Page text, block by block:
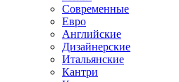
Современные
Евро
Английские
Дизайнерские
Итальянские
Кантри